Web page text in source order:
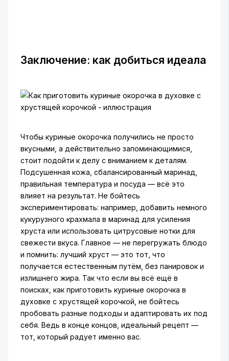
Заключение: как добиться идеала
Чтобы куриные окорочка получились не просто
вкусными, а действительно запоминающимися,
стоит подойти к делу с вниманием к деталям.
Подсушенная кожа, сбалансированный маринад,
правильная температура и посуда — всё это
влияет на результат. Не бойтесь
экспериментировать: например, добавить немного
кукурузного крахмала в маринад для усиления
хруста или использовать цитрусовые нотки для
свежести вкуса. Главное — не перегружать блюдо
и помнить: лучший хруст — это тот, что
получается естественным путём, без панировок и
излишнего жира. Так что если вы всё ещё в
поисках, как приготовить куриные окорочка в
духовке с хрустящей корочкой, не бойтесь
пробовать разные подходы и адаптировать их под
себя. Ведь в конце концов, идеальный рецепт —
тот, который радует именно вас.